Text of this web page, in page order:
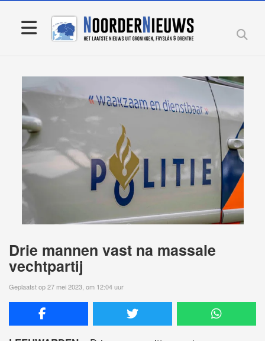
Drie mannen vast na massale
vechtpartij
Geplaatst op 27 mei 2023, om 12:04 uur